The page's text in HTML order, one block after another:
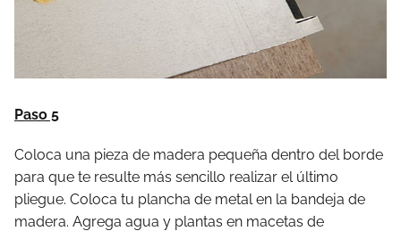
Paso 5
Coloca una pieza de madera pequeña dentro del borde
para que te resulte más sencillo realizar el último
pliegue. Coloca tu plancha de metal en la bandeja de
madera. Agrega agua y plantas en macetas de